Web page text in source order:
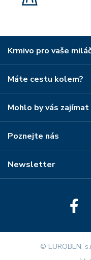
Krmivo pro vaše
Máte cestu kolem?
Mohlo by vás zajímat
Poznejte nás
Newsletter
© EUROBEN,